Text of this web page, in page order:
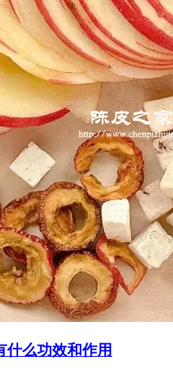
什么功效和作用